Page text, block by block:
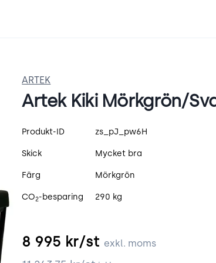
ARTEK
Artek Kiki Mörkgrön/
Produktspecifikation
Produkt-ID zs_pJ_pw6H
Skick Mycket bra
Färg Mörkgrön
CO2-besparing 290 kg
8 995 kr/st exkl. moms